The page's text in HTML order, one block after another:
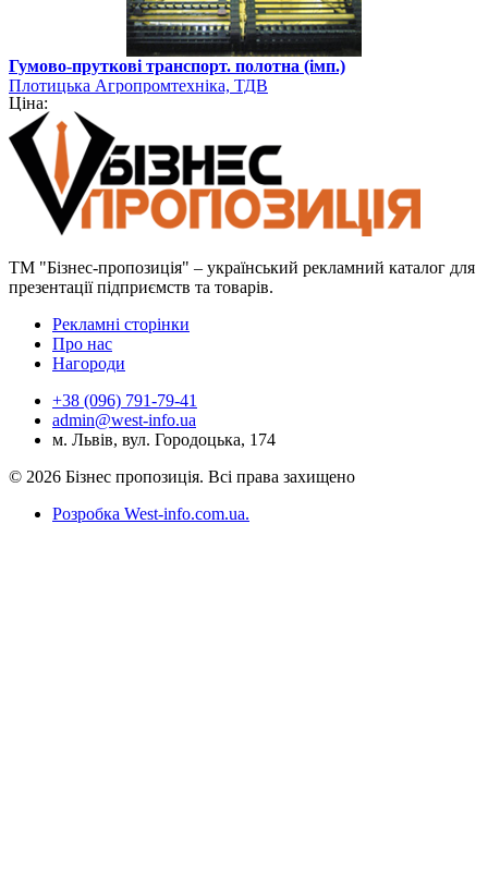
Гумово-пруткові транспорт. полотна (імп.)
Плотицька Агропромтехніка, ТДВ
Ціна:
ТМ "Бізнес-пропозиція" – український рекламний каталог для
презентації підприємств та товарів.
Рекламні сторінки
Про нас
Нагороди
+38 (096) 791-79-41
admin@west-info.ua
м. Львів, вул. Городоцька, 174
© 2026 Бізнес пропозиція. Всі права захищено
Розробка West-info.com.ua.